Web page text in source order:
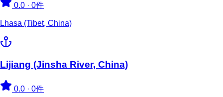
0.0 · 0件
Lhasa (Tibet, China)
Lijiang (Jinsha River, China)
0.0 · 0件